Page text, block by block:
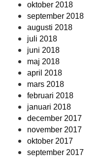
oktober 2018
september 2018
augusti 2018
juli 2018
juni 2018
maj 2018
april 2018
mars 2018
februari 2018
januari 2018
december 2017
november 2017
oktober 2017
september 2017